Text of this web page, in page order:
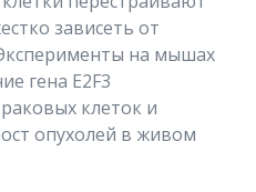
зависеть от
на мышах
гена E2F3
клеток и
опухолей в живом